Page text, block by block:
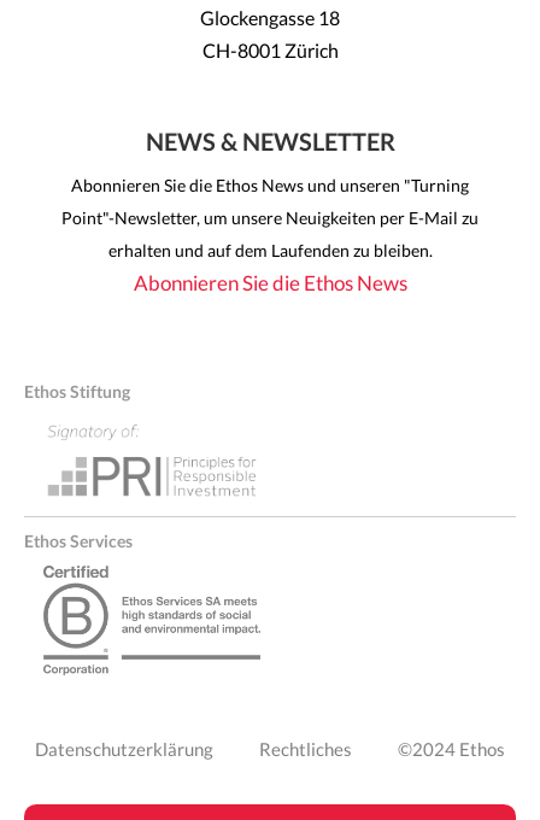
Glockengasse 18
CH-8001 Zürich
NEWS & NEWSLETTER
Abonnieren Sie die Ethos News und unseren "Turning
Point"-Newsletter, um unsere Neuigkeiten per E-Mail zu
erhalten und auf dem Laufenden zu bleiben.
Abonnieren Sie die Ethos News
Ethos Stiftung
Ethos Services
PIED
PAGE
Datenschutzerklärung Rechtliches ©2024 Ethos